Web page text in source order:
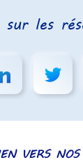
les
VERS NOS